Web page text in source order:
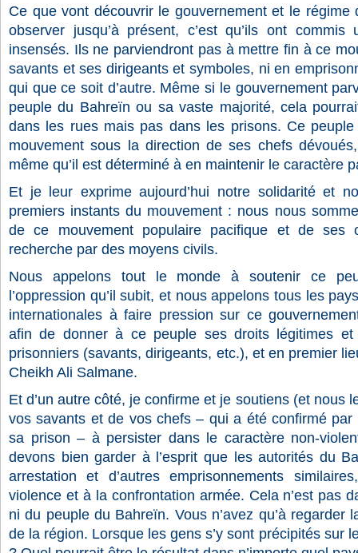
Ce que vont découvrir le gouvernement et le régime
observer jusqu’à présent, c’est qu’ils ont
insensés. Ils ne parviendront pas à mettre fin à ce
savants et ses dirigeants et symboles, ni en
qui que ce soit d’autre. Même si le gouvernement
peuple du Bahreïn ou sa vaste majorité, cela
dans les rues mais pas dans les prisons. Ce
mouvement sous la direction de ses chefs
même qu’il est déterminé à en maintenir le caractère
Et je leur exprime aujourd’hui notre solidarité et
premiers instants du mouvement : nous nous
de ce mouvement populaire pacifique et de ses
recherche par des moyens civils.
Nous appelons tout le monde à soutenir ce
l’oppression qu’il subit, et nous appelons tous les
internationales à faire pression sur ce
afin de donner à ce peuple ses droits légitimes
prisonniers (savants, dirigeants, etc.), et en premier
Cheikh Ali Salmane.
Et d’un autre côté, je confirme et je soutiens (et nous
vos savants et de vos chefs – qui a été confirmé par
sa prison – à persister dans le caractère non-
devons bien garder à l’esprit que les autorités du
arrestation et d’autres emprisonnements
violence et à la confrontation armée. Cela n’est pas
ni du peuple du Bahreïn. Vous n’avez qu’à regarder
de la région. Lorsque les gens s’y sont précipités sur